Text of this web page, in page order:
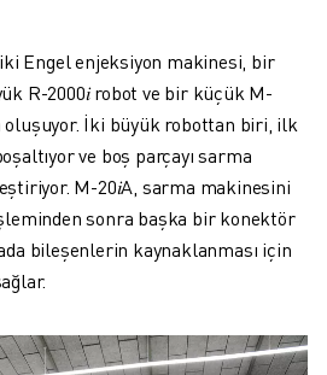
Engel enjeksiyon makinesi, bir
R-2000𝑖 robot ve bir küçük M-
oluşuyor. İki büyük robottan biri, ilk
ve boş parçayı sarma
M-20𝑖A, sarma makinesini
sonra başka bir konektör
bileşenlerin kaynaklanması için